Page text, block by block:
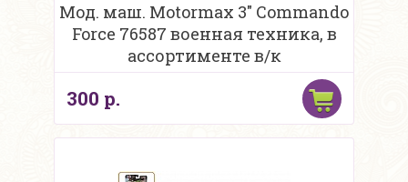
Мод. маш. Motormax 3" Commando
Force 76587 военная техника, в
ассортименте в/к
300 р.